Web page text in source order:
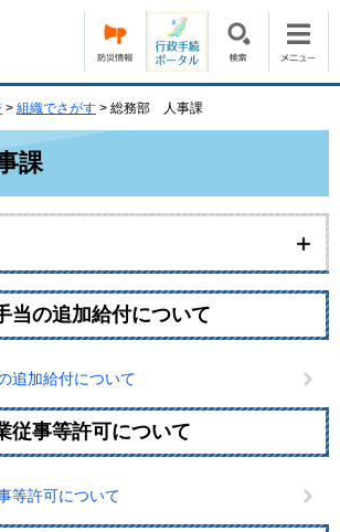
> 組織でさがす > 総務部 人事課
課
当の追加給付について
追加給付について
従事等許可について
等許可について